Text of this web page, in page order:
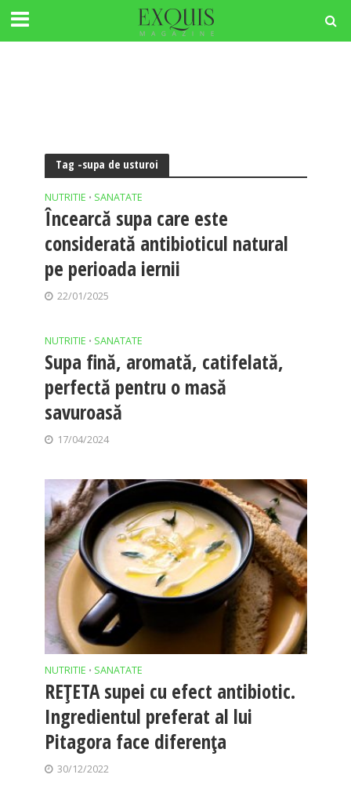
Tag -supa de usturoi
NUTRITIE • SANATATE
Încearcă supa care este
considerată antibioticul natural
pe perioada iernii
22/01/2025
NUTRITIE • SANATATE
Supa fină, aromată, catifelată,
perfectă pentru o masă
savuroasă
17/04/2024
NUTRITIE • SANATATE
REȚETA supei cu efect antibiotic.
Ingredientul preferat al lui
Pitagora face diferența
30/12/2022